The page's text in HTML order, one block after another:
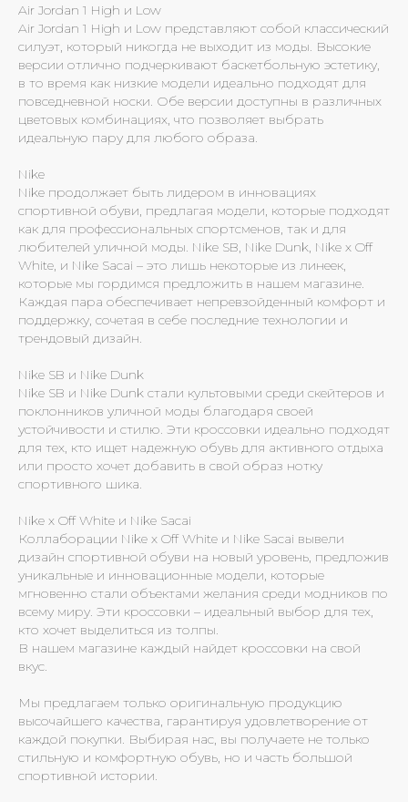
Air Jordan 1 High и Low
Air Jordan 1 High и Low представляют собой классический
силуэт, который никогда не выходит из моды. Высокие
версии отлично подчеркивают баскетбольную эстетику,
в то время как низкие модели идеально подходят для
повседневной носки. Обе версии доступны в различных
цветовых комбинациях, что позволяет выбрать
идеальную пару для любого образа.
Nike
Nike продолжает быть лидером в инновациях
спортивной обуви, предлагая модели, которые подходят
как для профессиональных спортсменов, так и для
любителей уличной моды. Nike SB, Nike Dunk, Nike x Off
White, и Nike Sacai – это лишь некоторые из линеек,
которые мы гордимся предложить в нашем магазине.
Каждая пара обеспечивает непревзойденный комфорт и
поддержку, сочетая в себе последние технологии и
трендовый дизайн.
Nike SB и Nike Dunk
Nike SB и Nike Dunk стали культовыми среди скейтеров и
поклонников уличной моды благодаря своей
устойчивости и стилю. Эти кроссовки идеально подходят
для тех, кто ищет надежную обувь для активного отдыха
или просто хочет добавить в свой образ нотку
спортивного шика.
Nike x Off White и Nike Sacai
Коллаборации Nike x Off White и Nike Sacai вывели
дизайн спортивной обуви на новый уровень, предложив
уникальные и инновационные модели, которые
мгновенно стали объектами желания среди модников по
всему миру. Эти кроссовки – идеальный выбор для тех,
кто хочет выделиться из толпы.
В нашем магазине каждый найдет кроссовки на свой
вкус.
Мы предлагаем только оригинальную продукцию
высочайшего качества, гарантируя удовлетворение от
каждой покупки. Выбирая нас, вы получаете не только
стильную и комфортную обувь, но и часть большой
спортивной истории.